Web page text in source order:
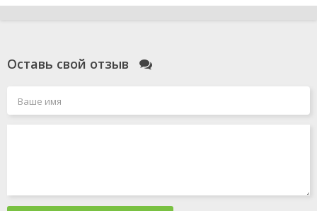
Оставь свой отзыв